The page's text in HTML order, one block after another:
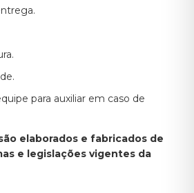
para auxiliar em caso de
elaborados e fabricados de
e legislações vigentes da